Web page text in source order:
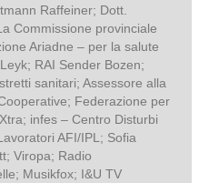
Raffeiner; Dott.
Commissione provinciale
Ariadne – per la salute
RAI Sender Bozen;
sanitari; Assessore alla
Federazione per
infes – Centro Disturbi
AFI/IPL; Sofia
Viropa; Radio
Musikfox; I&U TV